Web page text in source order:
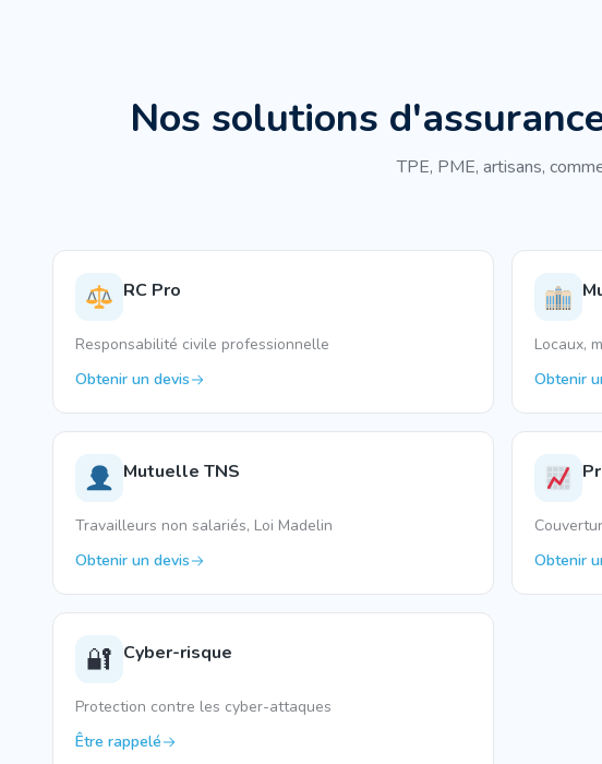
Nos solutions
TPE, PME, artisans,
RC Pro
Responsabilité civile professionnelle
Obtenir un devis
Locaux,
Obtenir
Mutuelle TNS
Travailleurs non salariés, Loi Madelin
Obtenir un devis
Obtenir
🔐 Cyber-risque
Protection contre les cyber-attaques
Être rappelé